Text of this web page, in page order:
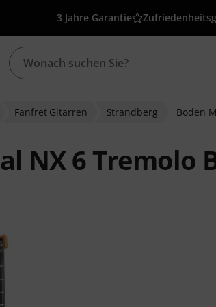
3 Jahre Garantie
Fanfret Gitarren Strandberg Boden
NX 6 Tremolo